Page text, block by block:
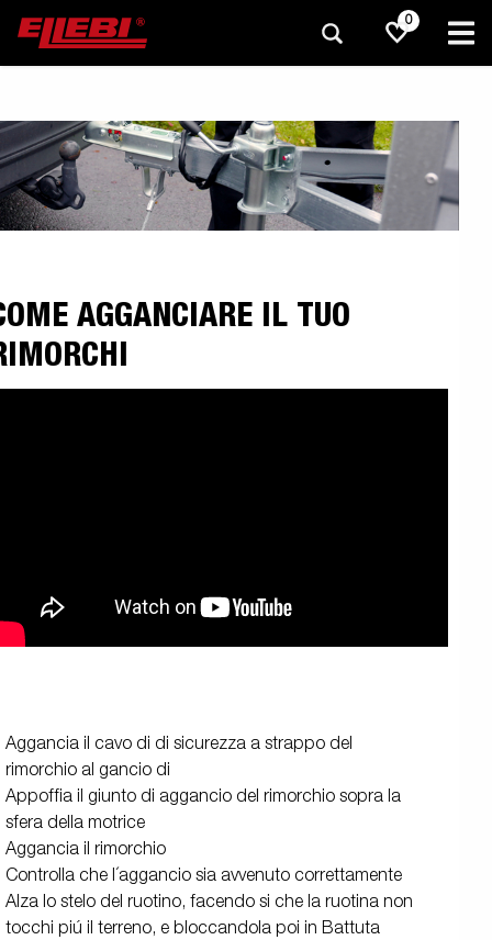
0
AGGANCIARE IL TUO
Aggancia il cavo di di sicurezza a strappo del
rimorchio al gancio di
Appoffia il giunto di aggancio del rimorchio sopra la
sfera della motrice
Aggancia il rimorchio
Controlla che l´aggancio sia avvenuto correttamente
Alza lo stelo del ruotino, facendo si che la ruotina non
tocchi piú il terreno, e bloccandola poi in Battuta